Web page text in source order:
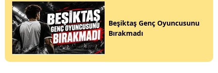
Beşiktaş Genç Oyuncusunu
Bırakmadı